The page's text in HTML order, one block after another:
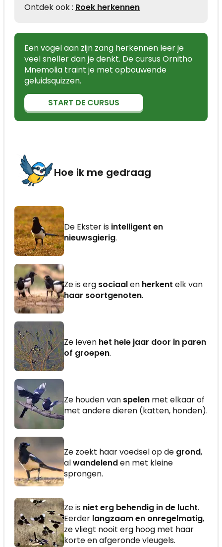
Ontdek ook : Roek herkennen
Een vogel aan zijn zang herkennen leer je
veel sneller dan je denkt. De cursus Ornitho
Mnemolia traint je met opbouwende
geluidsquizzen.
START DE CURSUS
Hoe ik me gedraag
De Ekster is intelligent en
nieuwsgierig.
Ze is erg sociaalen herkent elk van
haar soortgenoten.
Ze leven het hele jaar door in paren
of groepen.
Ze houden van spelen met elkaar of
met andere dieren (katten, honden).
Ze zoekt haar voedsel op de grond,
alwandelenden met kleine
sprongen.
Ze is niet erg behendig in de lucht.
Eerder langzaam en onregelmatig,
ze vliegt nooit erg hoog met haar
korte en afgeronde vleugels.